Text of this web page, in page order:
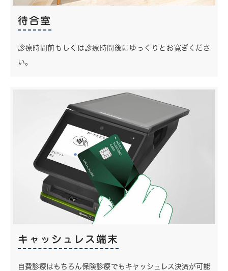
待合室
診療時間前もしくは診療時間後にゆっくりとお寛ぎくださ
い。
キャッシュレス端末
自費診療はもちろん保険診療でもキャッシュレス決済が可能